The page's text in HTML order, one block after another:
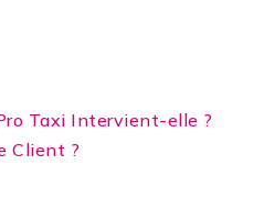
Taxi Intervient-elle ?
Client ?